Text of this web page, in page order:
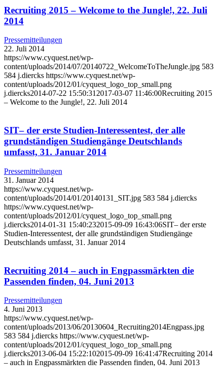
Recruiting 2015 – Welcome to the Jungle!, 22. Juli
2014
Pressemitteilungen
22. Juli 2014
https://www.cyquest.net/wp-
content/uploads/2014/07/20140722_WelcomeToTheJungle.jpg 583
584 j.diercks https://www.cyquest.net/wp-
content/uploads/2012/01/cyquest_logo_top_small.png
j.diercks2014-07-22 15:50:31 2017-03-07 11:46:00Recruiting 2015
– Welcome to the Jungle!, 22. Juli 2014
SIT– der erste Studien-Interessentest, der alle
grundständigen Studiengänge Deutschlands
umfasst, 31. Januar 2014
Pressemitteilungen
31. Januar 2014
https://www.cyquest.net/wp-
content/uploads/2014/01/20140131_SIT.jpg 583 584 j.diercks
https://www.cyquest.net/wp-
content/uploads/2012/01/cyquest_logo_top_small.png
j.diercks2014-01-31 15:40:232015-09-09 16:43:06SIT– der erste
Studien-Interessentest, der alle grundständigen Studiengänge
Deutschlands umfasst, 31. Januar 2014
Recruiting 2014 – auch in Engpassmärkten die
Passenden finden, 04. Juni 2013
Pressemitteilungen
4. Juni 2013
https://www.cyquest.net/wp-
content/uploads/2013/06/20130604_Recruiting2014Engpass.jpg
583 584 j.diercks https://www.cyquest.net/wp-
content/uploads/2012/01/cyquest_logo_top_small.png
j.diercks2013-06-04 15:22:102015-09-09 16:41:47Recruiting 2014
– auch in Engpassmärkten die Passenden finden, 04. Juni 2013